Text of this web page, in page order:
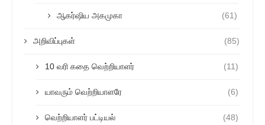
ஆகர்ஷிய அகமுகா (61)
அறிவிப்புகள் (85)
10 வரி கதை வெற்றியாளர் (11)
யாவரும் வெற்றியாளரே (6)
வெற்றியாளர் பட்டியல் (48)